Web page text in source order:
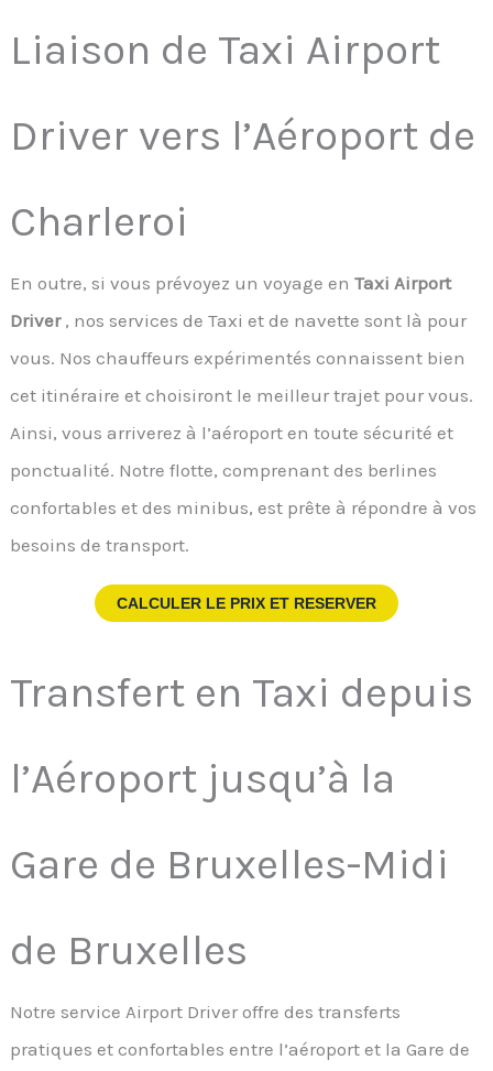
Liaison de Taxi Airport
Driver vers l’Aéroport de
Charleroi
En outre, si vous prévoyez un voyage en Taxi Airport
Driver, nos services de Taxi et de navette sont là pour
vous. Nos chauffeurs expérimentés connaissent bien
cet itinéraire et choisiront le meilleur trajet pour vous.
Ainsi, vous arriverez à l’aéroport en toute sécurité et
ponctualité. Notre flotte, comprenant des berlines
confortables et des minibus, est prête à répondre à vos
besoins de transport.
CALCULER LE PRIX ET RESERVER
Transfert en Taxi depuis
l’Aéroport jusqu’à la
Gare de Bruxelles-Midi
de Bruxelles
Notre service Airport Driver offre des transferts
pratiques et confortables entre l’aéroport et la Gare de